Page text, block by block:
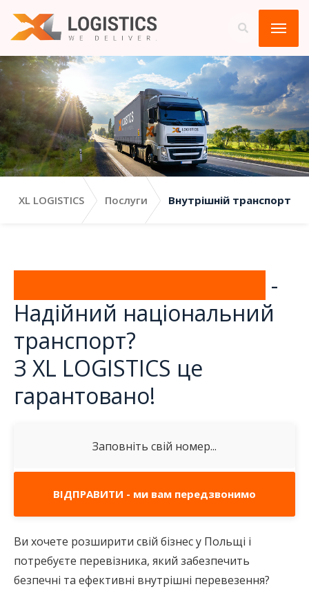
XL LOGISTICS Послуги Внутрішній транспорт
-
Надійний національний
транспорт?
З XL LOGISTICS це
гарантовано!
Ви хочете розширити свій бізнес у Польщі і
потребуєте перевізника, який забезпечить
безпечні та ефективні внутрішні перевезення?